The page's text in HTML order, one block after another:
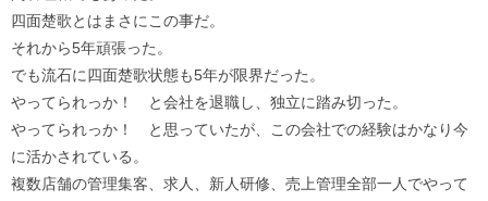
四面楚歌とはまさにこの事だ。
それから5年頑張った。
でも流石に四面楚歌状態も5年が限界だった。
やってられっか！ と会社を退職し、独立に踏み切った。
やってられっか！ と思っていたが、この会社での経験はかなり今
に活かされている。
複数店舗の管理集客、求人、新人研修、売上管理全部一人でやって